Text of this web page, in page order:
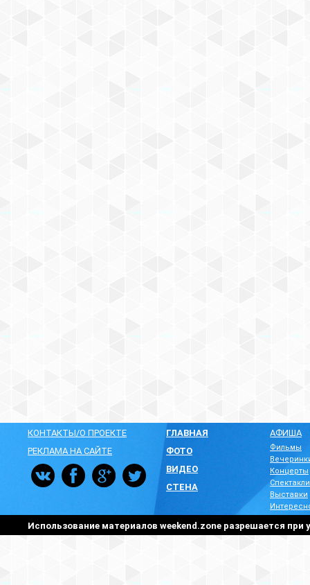
КОНТАКТЫ/О ПРОЕКТЕ
РЕКЛАМА НА САЙТЕ
ГЛАВНАЯ
ФОТО
ВИДЕО
СТЕНА
АФИША
Фильмы
Концерты
Спектакли
Выставки
Использование материалов weekend.zone разрешается